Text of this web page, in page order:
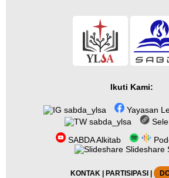
Ikuti Kami:
sabda_ylsa
Yayasan
sabda_ylsa
SABDA Alkitab
Slideshare
KONTAK| PARTISIPASI|